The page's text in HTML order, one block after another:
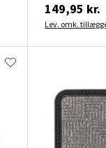
149,95 kr.
Lev. omk.